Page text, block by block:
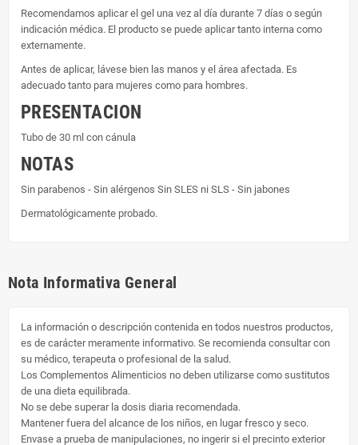
Recomendamos aplicar el gel una vez al día durante 7 días o según
indicación médica. El producto se puede aplicar tanto interna como
externamente.
Antes de aplicar, lávese bien las manos y el área afectada. Es
adecuado tanto para mujeres como para hombres.
PRESENTACION
Tubo de 30 ml con cánula
NOTAS
Sin parabenos - Sin alérgenos Sin SLES ni SLS - Sin jabones
Dermatológicamente probado.
Nota Informativa General
La información o descripción contenida en todos nuestros productos,
es de carácter meramente informativo. Se recomienda consultar con
su médico, terapeuta o profesional de la salud.
Los Complementos Alimenticios no deben utilizarse como sustitutos
de una dieta equilibrada.
No se debe superar la dosis diaria recomendada.
Mantener fuera del alcance de los niños, en lugar fresco y seco.
Envase a prueba de manipulaciones, no ingerir si el precinto exterior